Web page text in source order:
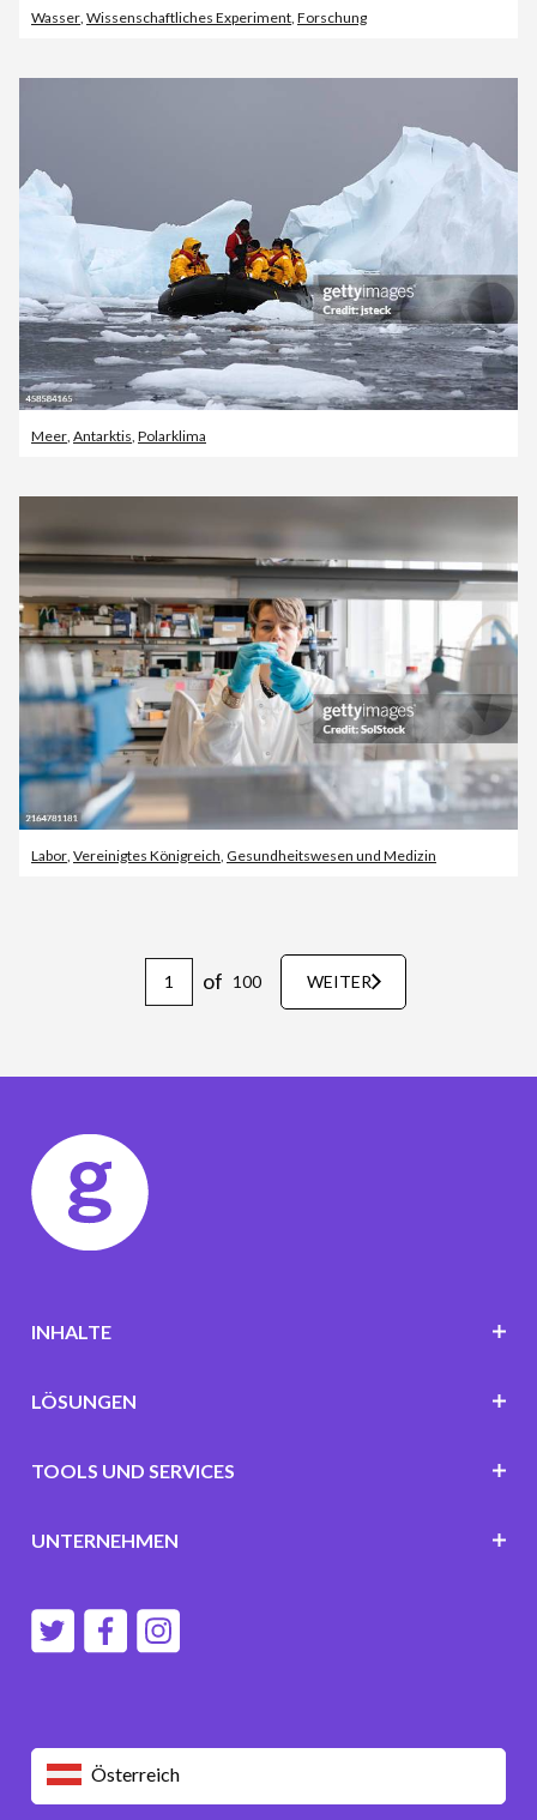
Wasser, Wissenschaftliches Experiment, Forschung
Meer, Antarktis, Polarklima
Labor Vereinigtes Königreich Gesundheitswesen und Medizin
of 100 WEITER
Österreich
INHALTE
LÖSUNGEN
TOOLS UND SERVICES
UNTERNEHMEN